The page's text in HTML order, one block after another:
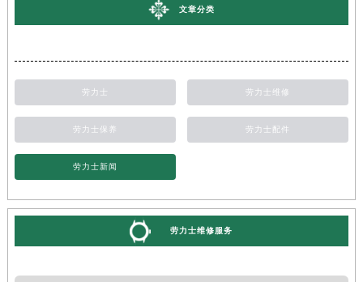
文章分类
劳力士 劳力士维修
劳力士保养 劳力士配件
劳力士新闻
劳力士维修服务